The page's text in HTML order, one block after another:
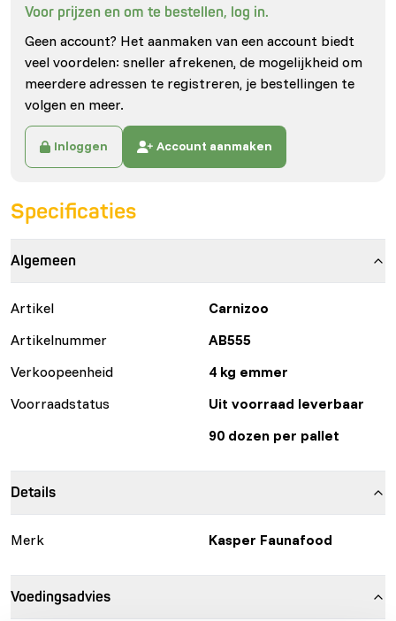
Voor prijzen en om te bestellen, log in.
Geen account? Het aanmaken van een account biedt
veel voordelen: sneller afrekenen, de mogelijkheid om
meerdere adressen te registreren, je bestellingen te
volgen en meer.
Inloggen Account aanmaken
Specificaties
Algemeen
Artikel
Carnizoo
Artikelnummer
AB555
Verkoopeenheid
4 kg emmer
Voorraadstatus
Uit voorraad leverbaar
90 dozen per pallet
Details
Merk Kasper Faunafood
Voedingsadvies